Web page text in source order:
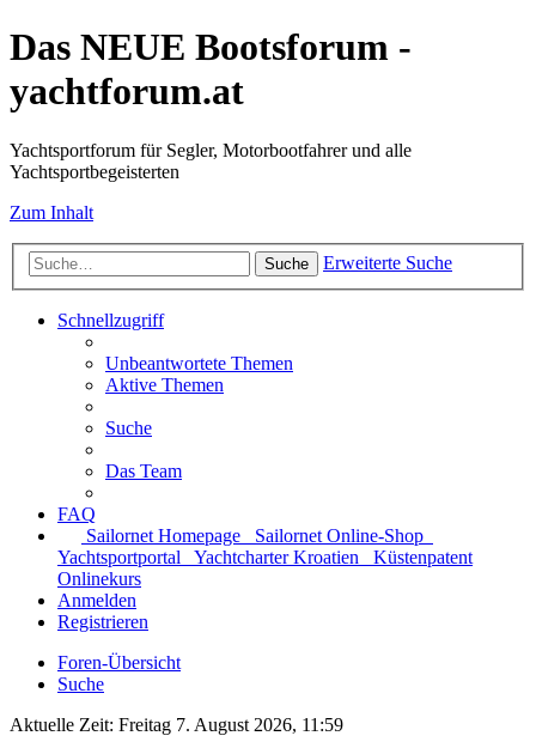
Das NEUE Bootsforum -
yachtforum.at
Yachtsportforum für Segler, Motorbootfahrer und alle
Yachtsportbegeisterten
Zum Inhalt
Suche Erweiterte Suche
Schnellzugriff
Unbeantwortete Themen
Aktive Themen
Suche
Das Team
FAQ
Sailornet Homepage
Sailornet Online-Shop
Yachtsportportal
Yachtcharter Kroatien
Küstenpatent
Onlinekurs
Anmelden
Registrieren
Foren-Übersicht
Suche
Aktuelle Zeit: Freitag 7. August 2026, 11:59